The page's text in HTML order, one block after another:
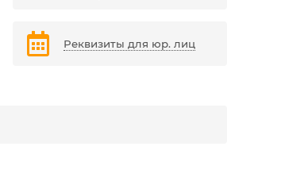
Реквизиты для юр. лиц